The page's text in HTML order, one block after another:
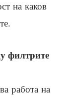
на каков
филтрите
работа на